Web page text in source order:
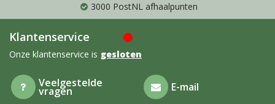
3000 PostNL afhaalpunten
Klantenservice
Onze klantenservice is gesloten
Veelgestelde
vragen E-mail